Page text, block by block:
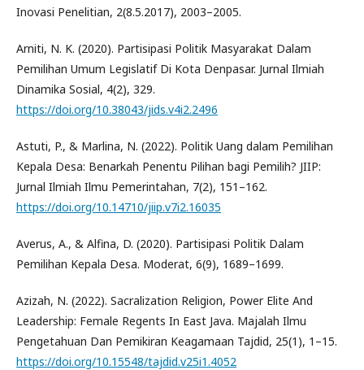
Inovasi Penelitian, 2(8.5.2017), 2003–2005.
Arniti, N. K. (2020). Partisipasi Politik Masyarakat Dalam
Pemilihan Umum Legislatif Di Kota Denpasar. Jurnal Ilmiah
Dinamika Sosial, 4(2), 329.
https://doi.org/10.38043/jids.v4i2.2496
Astuti, P., & Marlina, N. (2022). Politik Uang dalam Pemilihan
Kepala Desa: Benarkah Penentu Pilihan bagi Pemilih? JIIP:
Jurnal Ilmiah Ilmu Pemerintahan, 7(2), 151–162.
https://doi.org/10.14710/jiip.v7i2.16035
Averus, A., & Alfina, D. (2020). Partisipasi Politik Dalam
Pemilihan Kepala Desa. Moderat, 6(9), 1689–1699.
Azizah, N. (2022). Sacralization Religion, Power Elite And
Leadership: Female Regents In East Java. Majalah Ilmu
Pengetahuan Dan Pemikiran Keagamaan Tajdid, 25(1), 1–15.
https://doi.org/10.15548/tajdid.v25i1.4052